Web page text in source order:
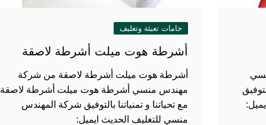
خامات تعبئة وتغليف
أشرطة هوت ميلت أشرطة لاصقة
أشرطة هوت ميلت أشرطة لاصقة من شركة
مهندس منسي أشرطة هوت ميلت أشرطة لاصقة
مع تحياتنا و تمنياتنا بالتوفيق شركة المهندس
منسي للتغليف الحديث ايميل: